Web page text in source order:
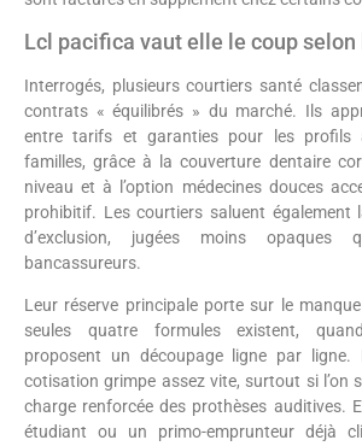
Lcl pacifica vaut elle le coup selon
Interrogés, plusieurs courtiers santé
contrats « équilibrés » du marché. Ils
entre tarifs et garanties pour les profils
familles, grâce à la couverture dentaire
niveau et à l’option médecines douces
prohibitif. Les courtiers saluent également
d’exclusion, jugées moins opaques
bancassureurs.
Leur réserve principale porte sur le
seules quatre formules existent,
proposent un découpage ligne par ligne.
cotisation grimpe assez vite, surtout si l’on
charge renforcée des prothèses auditives.
étudiant ou un primo-emprunteur déjà